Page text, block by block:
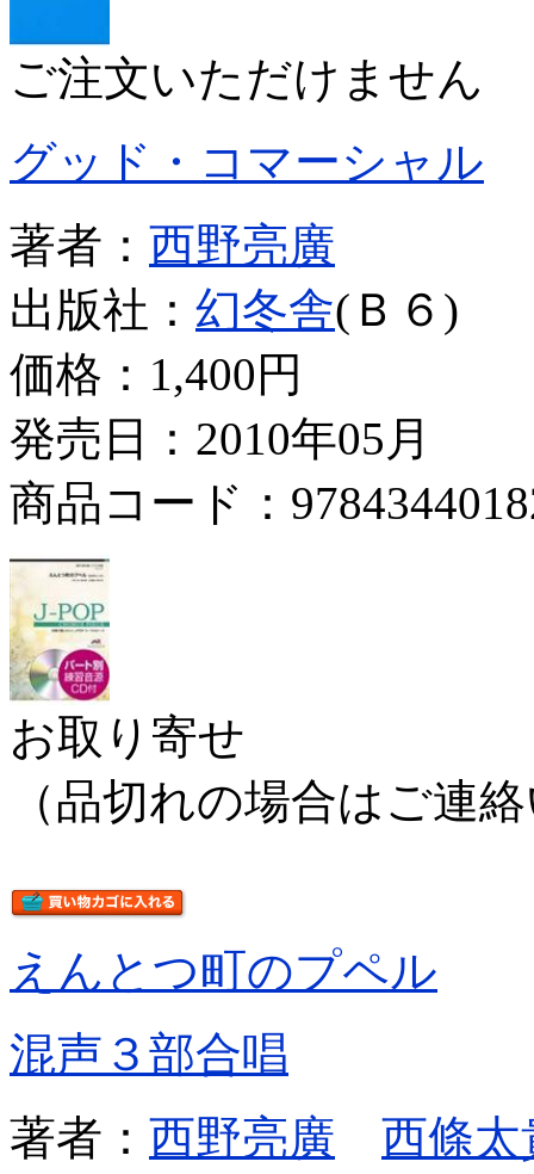
ご注文いただけません
グッド・コマーシャル
著者： 西野亮廣
出版社： 幻冬舎(Ｂ６)
価格： 1,400円
発売日：2010年05月
商品コード：
お取り寄せ
（品切れの場合はご連
えんとつ町のプペル
混声３部合唱
著者： 西野亮廣
西條太